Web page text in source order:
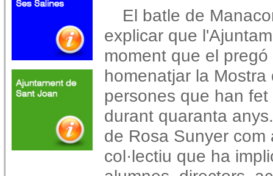
El batle de
explicar que
moment que el
homenatjar la
persones que han
durant quaranta
de Rosa Sunyer
col·lectiu que ha